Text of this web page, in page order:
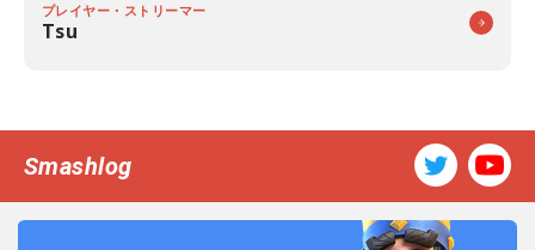
プレイヤー・ストリーマー
Tsu
Smashlog